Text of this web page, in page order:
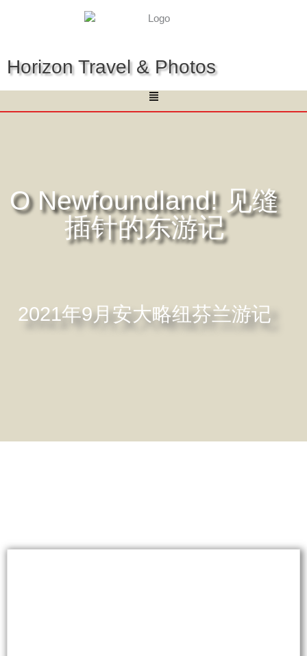
Horizon Travel & Photos
Menu
O Newfoundland! 见缝
插针的东游记
2021年9月安大略纽芬兰游记